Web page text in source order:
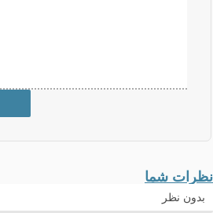
نظرات شما
بدون نظر